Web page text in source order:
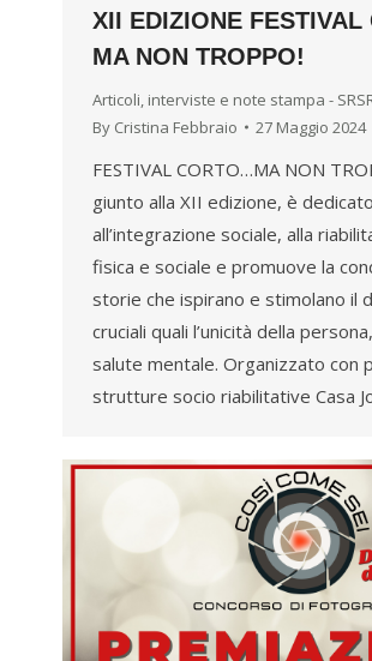
XII EDIZIONE
MA NON TROPPO!
Articoli, interviste e note stampa -
By Cristina Febbraio 27 Maggio 2024
FESTIVAL CORTO…MA NON
giunto alla XII edizione, è
all’integrazione sociale, alla
fisica e sociale e promuove la
storie che ispirano e stimolano il
cruciali quali l’unicità della
salute mentale. Organizzato con
strutture socio riabilitative Casa